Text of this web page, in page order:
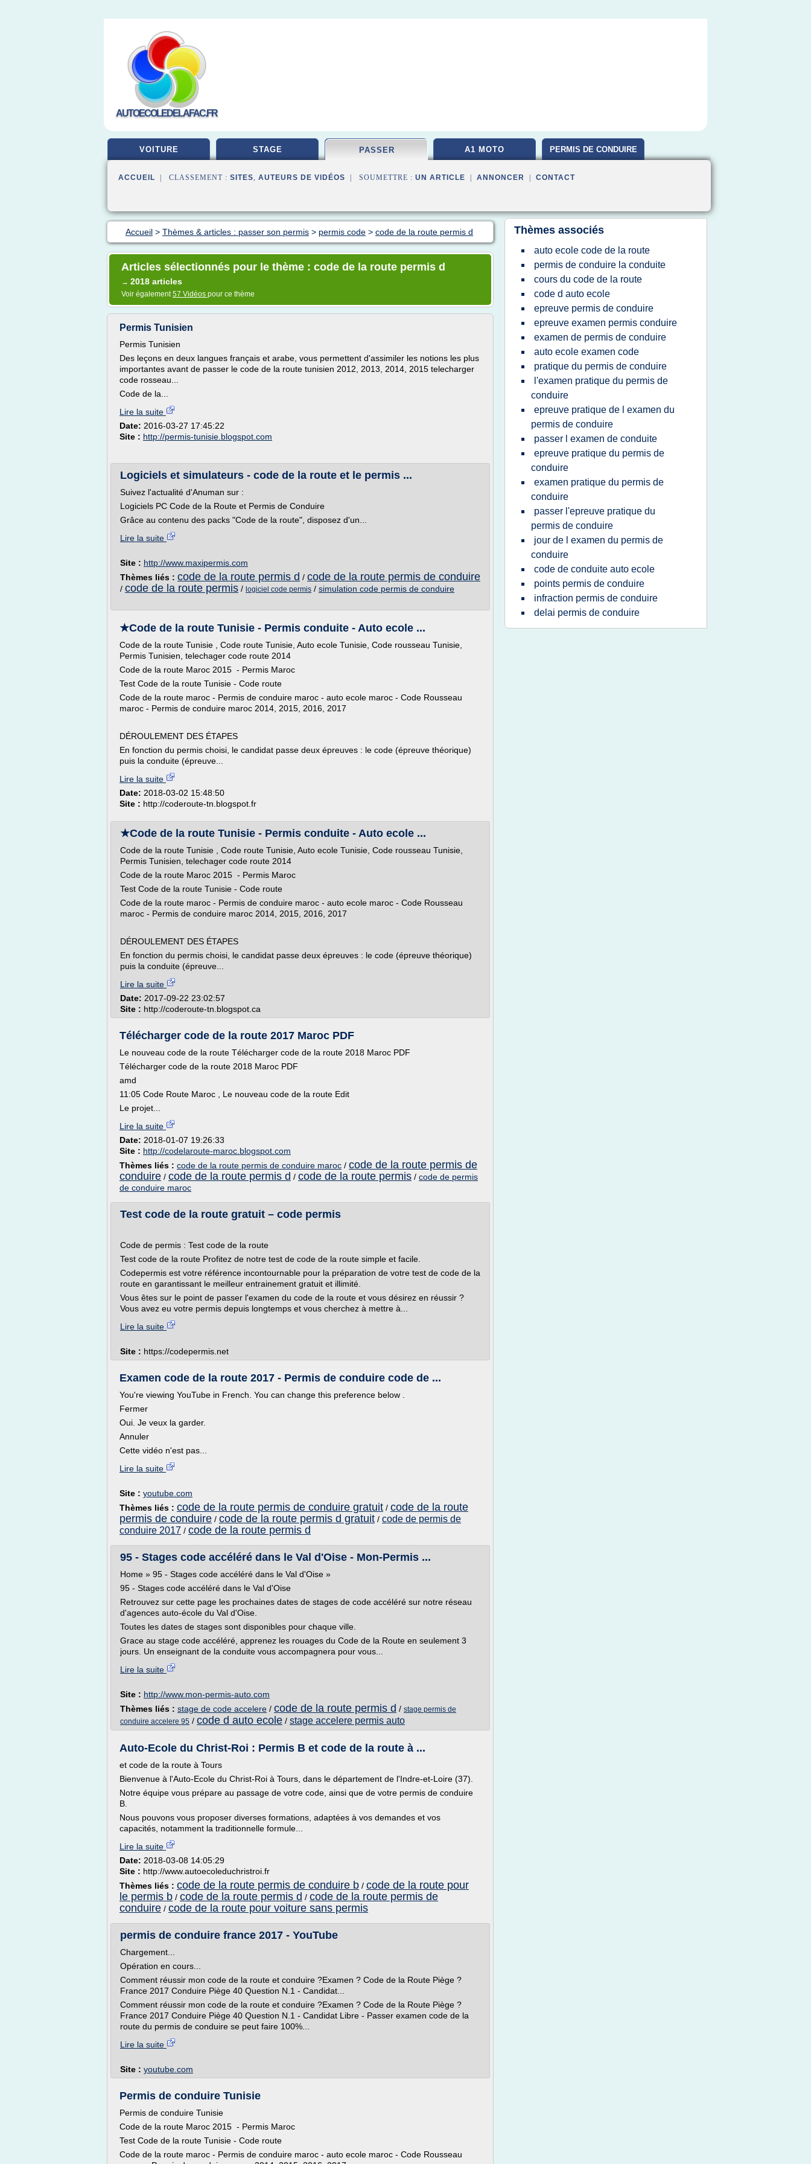
AUTOECOLEDELAFAC.FR
VOITURE STAGE PASSER A1 MOTO PERMIS DE CONDUIRE
ACCUEIL | CLASSEMENT : SITES, AUTEURS DE VIDÉOS | SOUMETTRE : UN ARTICLE ANNONCER CONTACT
Accueil > Thèmes & articles : passer son permis > permis code > code de la route permis d
Articles sélectionnés pour le thème : code de la route permis d
→ 2018 articles
Voir également57 Vidéos pour ce thème
Permis Tunisien
Permis Tunisien
Des leçons en deux langues français et arabe, vous permettent d'assimiler les notions les plus
importantes avant de passer le code de la route tunisien 2012, 2013, 2014, 2015 telecharger
code rosseau...
Code de la...
Lire la suite
Date: 2016-03-27 17:45:22
Site : http://permis-tunisie.blogspot.com
Logiciels et simulateurs - code de la route et le permis ...
Suivez l'actualité d'Anuman sur :
Logiciels PC Code de la Route et Permis de Conduire
Grâce au contenu des packs "Code de la route", disposez d'un...
Lire la suite
Site : http://www.maxipermis.com
Thèmes liés : code de la route permis d / code de la route permis de conduire
/ code de la route permis / logiciel code permis / simulation code permis de conduire
★Code de la route Tunisie - Permis conduite - Auto ecole ...
Code de la route Tunisie , Code route Tunisie, Auto ecole Tunisie, Code rousseau Tunisie,
Permis Tunisien, telechager code route 2014
Code de la route Maroc 2015 - Permis Maroc
Test Code de la route Tunisie - Code route
Code de la route maroc - Permis de conduire maroc - auto ecole maroc - Code Rousseau
maroc - Permis de conduire maroc 2014, 2015, 2016, 2017
DÉROULEMENT DES ÉTAPES
En fonction du permis choisi, le candidat passe deux épreuves : le code (épreuve théorique)
puis la conduite (épreuve...
Lire la suite
Date: 2018-03-02 15:48:50
Site : http://coderoute-tn.blogspot.fr
★Code de la route Tunisie - Permis conduite - Auto ecole ...
Code de la route Tunisie , Code route Tunisie, Auto ecole Tunisie, Code rousseau Tunisie,
Permis Tunisien, telechager code route 2014
Code de la route Maroc 2015 - Permis Maroc
Test Code de la route Tunisie - Code route
Code de la route maroc - Permis de conduire maroc - auto ecole maroc - Code Rousseau
maroc - Permis de conduire maroc 2014, 2015, 2016, 2017
DÉROULEMENT DES ÉTAPES
En fonction du permis choisi, le candidat passe deux épreuves : le code (épreuve théorique)
puis la conduite (épreuve...
Lire la suite
Date: 2017-09-22 23:02:57
Site : http://coderoute-tn.blogspot.ca
Télécharger code de la route 2017 Maroc PDF
Le nouveau code de la route Télécharger code de la route 2018 Maroc PDF
Télécharger code de la route 2018 Maroc PDF
amd
11:05 Code Route Maroc , Le nouveau code de la route Edit
Le projet...
Lire la suite
Date: 2018-01-07 19:26:33
Site : http://codelaroute-maroc.blogspot.com
Thèmes liés : code de la route permis de conduire maroc / code de la route permis de
conduire / code de la route permis d / code de la route permis / code de permis
de conduire maroc
Test code de la route gratuit – code permis
Code de permis : Test code de la route
Test code de la route Profitez de notre test de code de la route simple et facile.
Codepermis est votre référence incontournable pour la préparation de votre test de code de la
route en garantissant le meilleur entrainement gratuit et illimité.
Vous êtes sur le point de passer l'examen du code de la route et vous désirez en réussir ?
Vous avez eu votre permis depuis longtemps et vous cherchez à mettre à...
Lire la suite
Site : https://codepermis.net
Examen code de la route 2017 - Permis de conduire code de ...
You're viewing YouTube in French. You can change this preference below .
Fermer
Oui. Je veux la garder.
Annuler
Cette vidéo n'est pas...
Lire la suite
Site : youtube.com
Thèmes liés : code de la route permis de conduire gratuit / code de la route
permis de conduire / code de la route permis d gratuit / code de permis de
conduire 2017 / code de la route permis d
95 - Stages code accéléré dans le Val d'Oise - Mon-Permis ...
Home » 95 - Stages code accéléré dans le Val d'Oise »
95 - Stages code accéléré dans le Val d'Oise
Retrouvez sur cette page les prochaines dates de stages de code accéléré sur notre réseau
d'agences auto-école du Val d'Oise.
Toutes les dates de stages sont disponibles pour chaque ville.
Grace au stage code accéléré, apprenez les rouages du Code de la Route en seulement 3
jours. Un enseignant de la conduite vous accompagnera pour vous...
Lire la suite
Site : http://www.mon-permis-auto.com
Thèmes liés : stage de code accelere / code de la route permis d / stage permis de
conduire accelere 95 / code d auto ecole / stage accelere permis auto
Auto-Ecole du Christ-Roi : Permis B et code de la route à ...
et code de la route à Tours
Bienvenue à l'Auto-Ecole du Christ-Roi à Tours, dans le département de l'Indre-et-Loire (37).
Notre équipe vous prépare au passage de votre code, ainsi que de votre permis de conduire
B.
Nous pouvons vous proposer diverses formations, adaptées à vos demandes et vos
capacités, notamment la traditionnelle formule...
Lire la suite
Date: 2018-03-08 14:05:29
Site : http://www.autoecoleduchristroi.fr
Thèmes liés : code de la route permis de conduire b / code de la route pour
le permis b / code de la route permis d / code de la route permis de
conduire / code de la route pour voiture sans permis
permis de conduire france 2017 - YouTube
Chargement...
Opération en cours...
Comment réussir mon code de la route et conduire ?Examen ? Code de la Route Piège ?
France 2017 Conduire Piège 40 Question N.1 - Candidat...
Comment réussir mon code de la route et conduire ?Examen ? Code de la Route Piège ?
France 2017 Conduire Piège 40 Question N.1 - Candidat Libre - Passer examen code de la
route du permis de conduire se peut faire 100%...
Lire la suite
Site : youtube.com
Permis de conduire Tunisie
Permis de conduire Tunisie
Code de la route Maroc 2015 - Permis Maroc
Test Code de la route Tunisie - Code route
Code de la route maroc - Permis de conduire maroc - auto ecole maroc - Code Rousseau
Thèmes associés
auto ecole code de la route
permis de conduire la conduite
cours du code de la route
code d auto ecole
epreuve permis de conduire
epreuve examen permis conduire
examen de permis de conduire
auto ecole examen code
pratique du permis de conduire
l'examen pratique du permis de
conduire
epreuve pratique de l examen du
permis de conduire
passer l examen de conduite
epreuve pratique du permis de
conduire
examen pratique du permis de
conduire
passer l'epreuve pratique du
permis de conduire
jour de l examen du permis de
conduire
code de conduite auto ecole
points permis de conduire
infraction permis de conduire
delai permis de conduire